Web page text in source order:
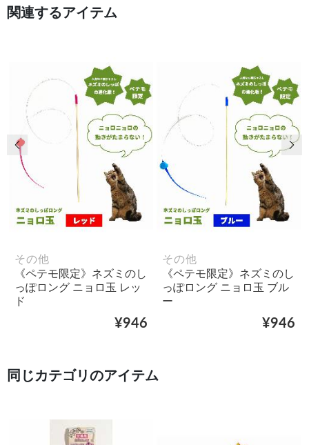
関連するアイテム
その他
《ペテモ限定》ネズミのし
っぽロング ニョロ玉 レッ
ド
¥946
その他
《ペテモ限定》ネズミのし
っぽロング ニョロ玉 ブル
ー
¥946
前の画像 次
同じカテゴリのアイテム